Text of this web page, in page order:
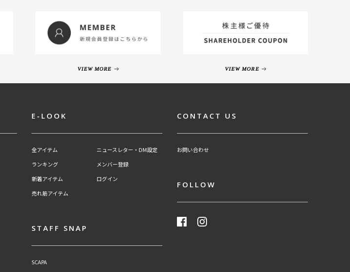
VIEW MORE VIEW MORE
E-LOOK
全アイテム
ランキング
新着アイテム
売れ筋アイテム
ニュースレター・DM設定
メンバー登録
ログイン
CONTACT US
お問い合わせ
FOLLOW
STAFF SNAP
SCAPA